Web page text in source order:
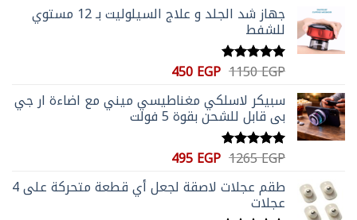
جهاز شد الجلد و علاج السيلوليت بـ 12 مستوي
للشفط
تم التقييم
1150EGP السعر
هو:
1150 EGP.
450EGP السعر
هو:
450 EGP.
سبيكر لاسلكي مغناطيسي ميني مع اضاءة ار جي
بي قابل للشحن بقوة 5 فولت
تم التقييم
1265EGP السعر
هو:
495EGP السعر
الحالي
هو: طقم عجلات لاصقة لجعل أي قطعة متحركة على 4
عجلات